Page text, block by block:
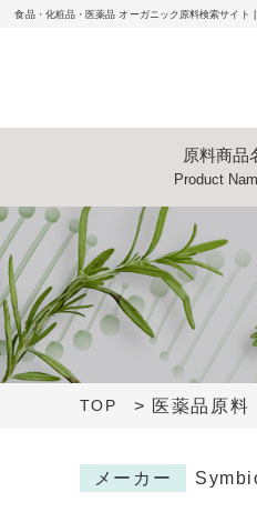
食品・化粧品・医薬品 オーガニック原料検索サイト
原料商品
Product
TOP > 医薬品原料
メーカー